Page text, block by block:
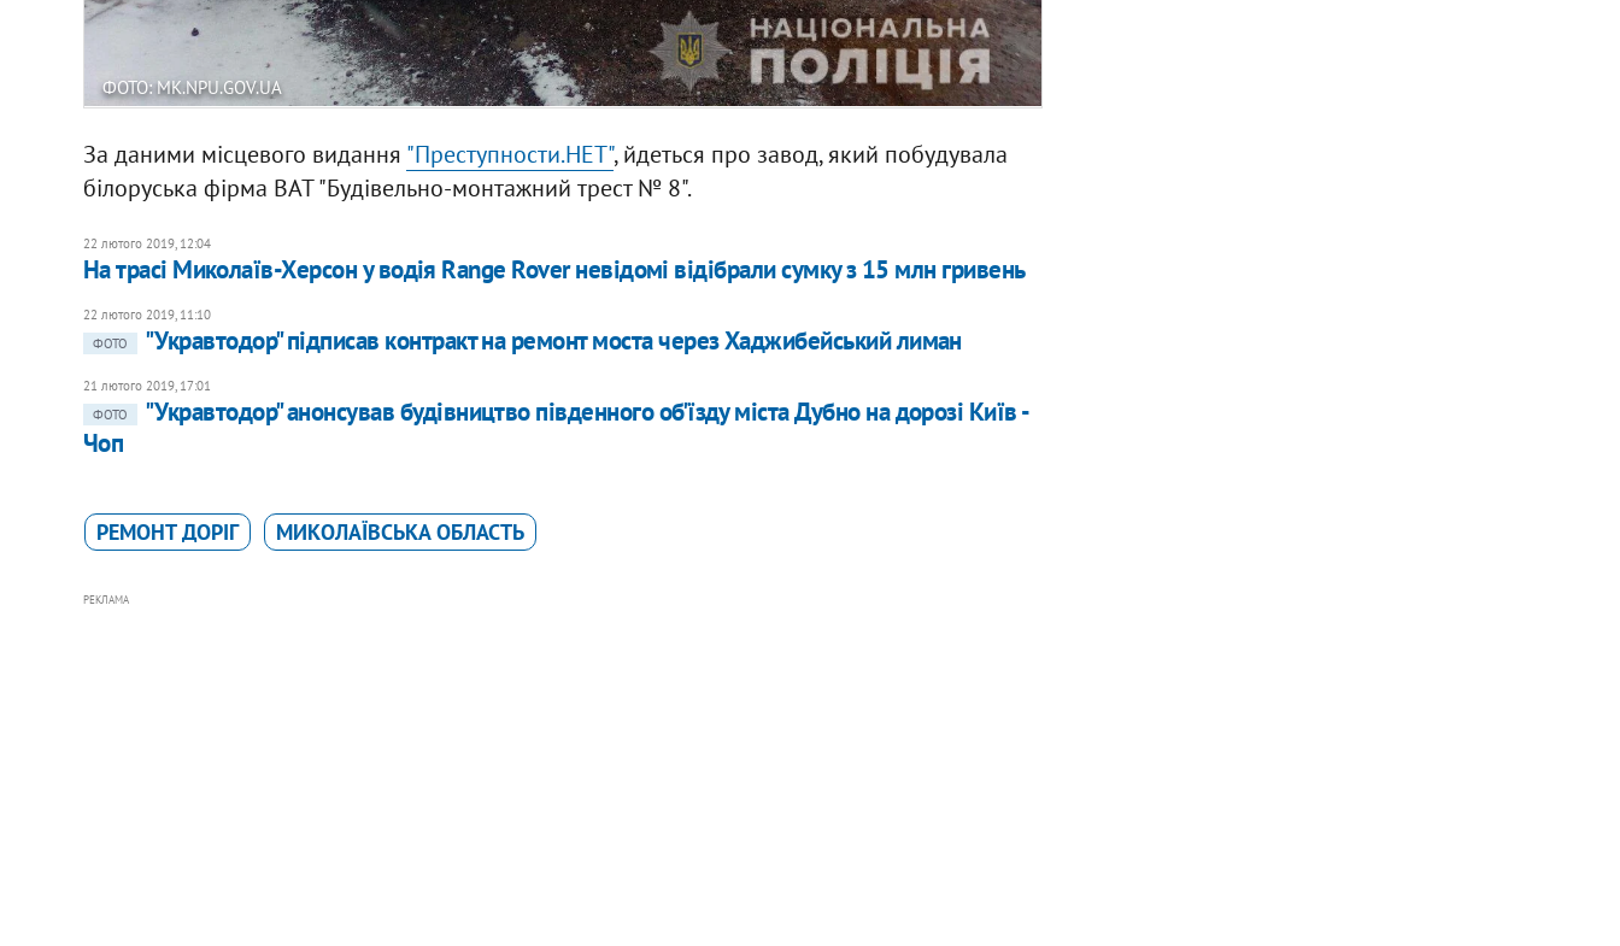
ФОТО: MK.NPU.GOV.UA
За даними місцевого видання "Преступности.НЕТ", йдеться про завод, який побудувала
білоруська фірма ВАТ "Будівельно-монтажний трест № 8".
22 лютого 2019, 12:04
На трасі Миколаїв-Херсон у водія Range Rover невідомі відібрали сумку з 15 млн гривень
22 лютого 2019, 11:10
ФОТО
"Укравтодор" підписав контракт на ремонт моста через Хаджибейський лиман
21 лютого 2019, 17:01
ФОТО
"Укравтодор" анонсував будівництво південного об'їзду міста Дубно на дорозі Київ -
Чоп
РЕМОНТ ДОРІГ МИКОЛАЇВСЬКА ОБЛАСТЬ
РЕКЛАМА